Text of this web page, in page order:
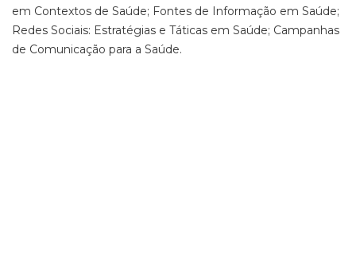
em Contextos de Saúde; Fontes de Informação em Saúde;
Redes Sociais: Estratégias e Táticas em Saúde; Campanhas
de Comunicação para a Saúde.